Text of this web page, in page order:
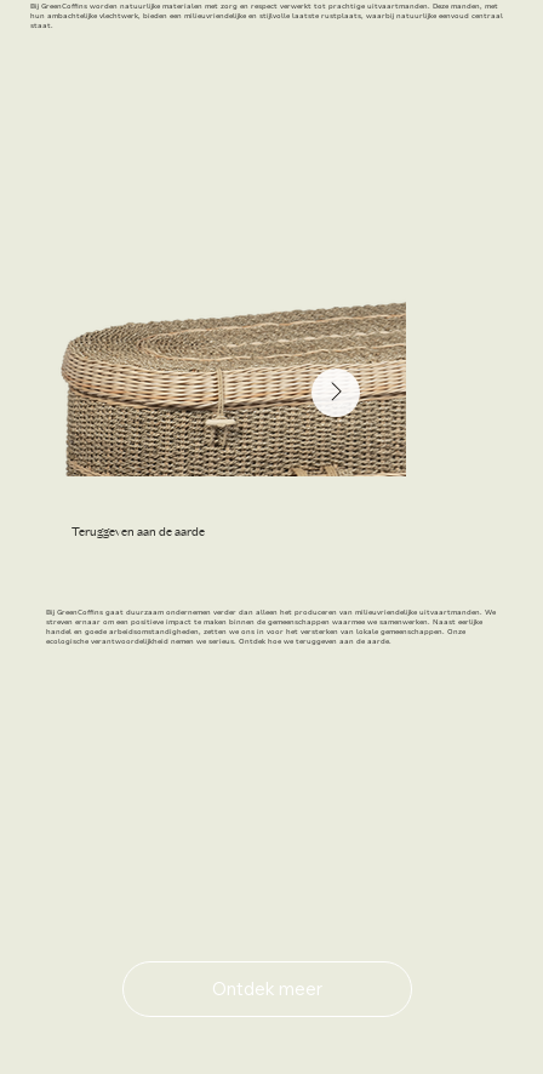
Bij GreenCoffins worden natuurlijke materialen met zorg en respect verwerkt tot prachtige uitvaartmanden. Deze manden, met
hun ambachtelijke vlechtwerk, bieden een milieuvriendelijke en stijlvolle laatste rustplaats, waarbij natuurlijke eenvoud centraal
staat.
Teruggeven aan de aarde
Ontdek meer
Bij GreenCoffins gaat duurzaam ondernemen verder dan alleen het produceren van milieuvriendelijke uitvaartmanden. We
streven ernaar om een positieve impact te maken binnen de gemeenschappen waarmee we samenwerken. Naast eerlijke
handel en goede arbeidsomstandigheden, zetten we ons in voor het versterken van lokale gemeenschappen. Onze
ecologische verantwoordelijkheid nemen we serieus. Ontdek hoe we teruggeven aan de aarde.